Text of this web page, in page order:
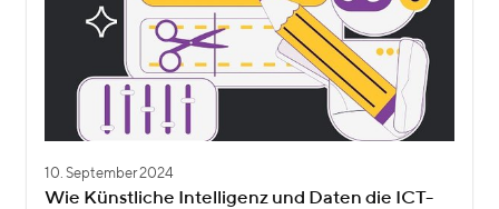
10. September 2024
Wie Künstliche Intelligenz und Daten die ICT-